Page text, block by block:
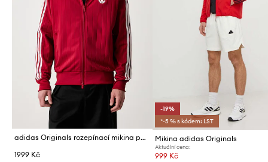
adidas Originals rozepínací mikina pánská Firebird Drop Needle
1999 Kč
-19%
*-5 % s kódem: LST
Mikina adidas Originals
Aktuální cena:
999 Kč